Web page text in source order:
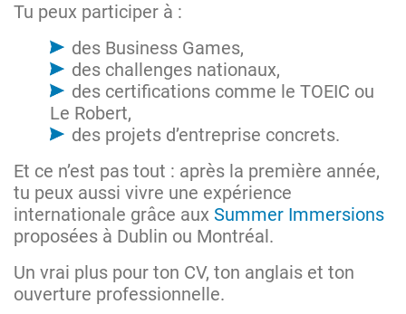
Tu peux participer à :
des Business Games,
des challenges nationaux,
des certifications comme le TOEIC ou
Le Robert,
des projets d’entreprise concrets.
Et ce n’est pas tout : après la première année,
tu peux aussi vivre une expérience
internationale grâce aux Summer Immersions
proposées à Dublin ou Montréal.
Un vrai plus pour ton CV, ton anglais et ton
ouverture professionnelle.